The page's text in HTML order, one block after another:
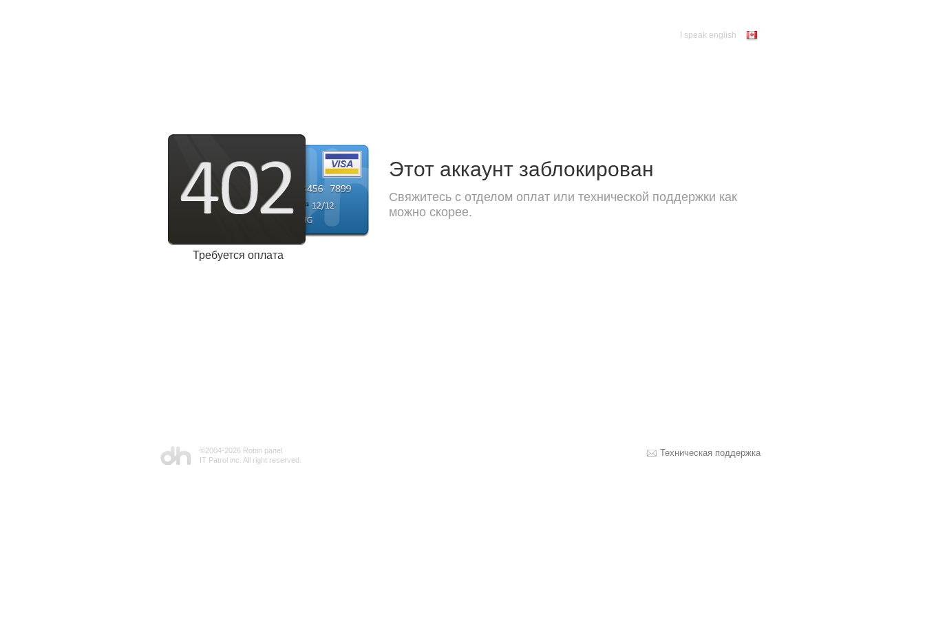
I speak english
Требуется оплата
Этот аккаунт заблокирован
Свяжитесь с отделом оплат или технической поддержки как
можно скорее.
Техническая поддержка
©2004-2026 Robin panel
IT Patrol inc. All right reserved.